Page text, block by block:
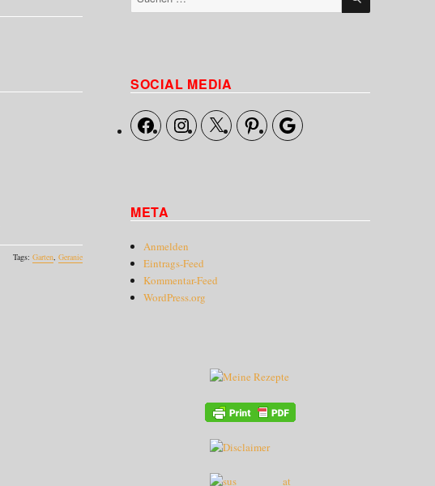
Tags: Garten, Geranie
nach:
SOCIAL MEDIA
FacebookInstagram
X Pinterest Google
META
Anmelden
Eintrags-Feed
Kommentar-Feed
WordPress.org